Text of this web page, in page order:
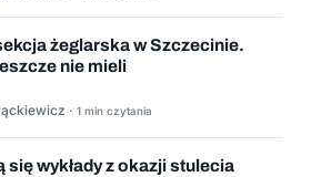
żeglarska w Szczecinie.
nie mieli
· 1 min czytania
się wykłady z okazji stulecia